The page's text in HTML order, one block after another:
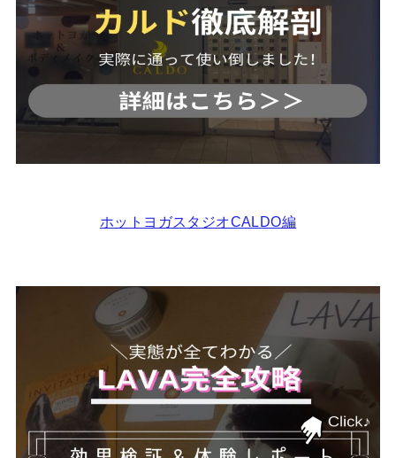
ホットヨガスタジオCALDO編